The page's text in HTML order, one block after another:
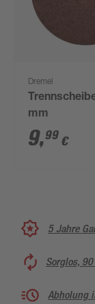
Dremel
mm
9,99 €
5 Jahre
Sorglos,
Abholung